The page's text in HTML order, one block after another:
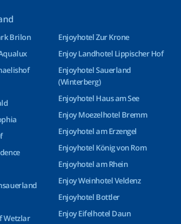
Brilon
Wetzlar
Enjoyhotel Zur Krone
Enjoy Landhotel Lippischer Hof
Enjoyhotel Sauerland
(Winterberg)
Enjoyhotel Haus am See
Enjoy Moezelhotel Bremm
Enjoyhotel am Erzengel
Enjoyhotel König von Rom
Enjoyhotel am Rhein
Enjoy Weinhotel Veldenz
Enjoyhotel Bottler
Enjoy Eifelhotel Daun